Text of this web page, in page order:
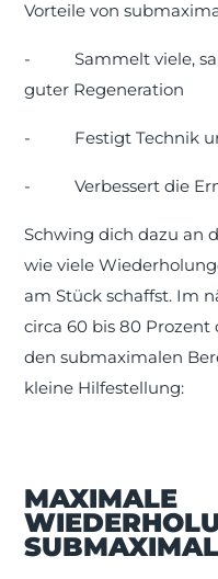
Vorteile von
-Sammelt viele,
guter Regeneration
- Festigt Technik
-Verbessert die
Schwing dich dazu an
wie viele
am Stück schaffst. Im
circa 60 bis 80
den submaximalen
kleine Hilfestellung:
MAXIMALE